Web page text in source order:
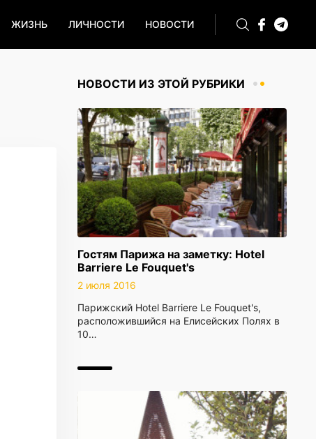
ЖИЗНЬ ЛИЧНОСТИ НОВОСТИ
НОВОСТИ ИЗ ЭТОЙ РУБРИКИ
Гостям Парижа на заметку: Hotel
Barriere Le Fouquet's
2 июля 2016
Парижский Hotel Barriere Le Fouquet's,
расположившийся на Елисейских Полях в
10…